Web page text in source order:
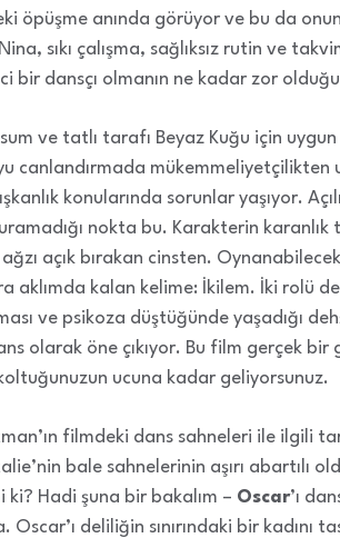
öpüşme anında görüyor ve bu da
sıkı çalışma, sağlıksız rutin ve
dansçı olmanın ne kadar zor
ve tatlı tarafı Beyaz Kuğu için
canlandırmada mükemmeliyetçilikten
konularında sorunlar yaşıyor.
nokta bu. Karakterin
ağzı açık bırakan cinsten.
aklımda kalan kelime: İkilem. İki rolü
ve psikoza düştüğünde yaşadığı
olarak öne çıkıyor. Bu film gerçek bir
ucuna kadar geliyorsunuz.
filmdeki dans sahneleri ile ilgili
bale sahnelerinin aşırı abartılı
ki? Hadi şuna bir bakalım – Oscar’ı
deliliğin sınırındaki bir kadını